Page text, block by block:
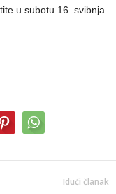
u subotu 16. svibnja.
Idući članak